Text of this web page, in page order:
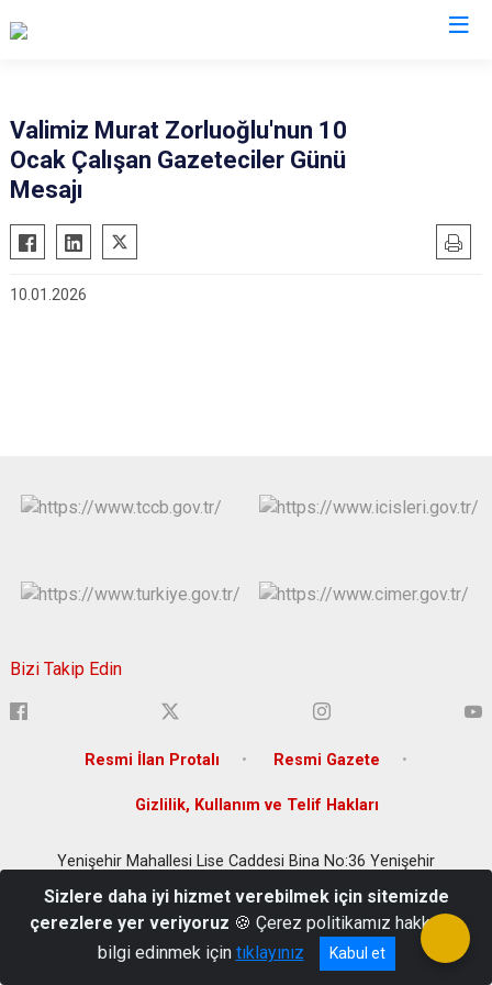
Valimiz Murat Zorluoğlu'nun 10
Ocak Çalışan Gazeteciler Günü
Mesajı
10.01.2026
Bizi Takip Edin
Resmi İlan Protalı Resmi Gazete
Gizlilik, Kullanım ve Telif Hakları
Yenişehir Mahallesi Lise Caddesi Bina No:36 Yenişehir
(0 412) 280 20 00
Sizlere daha iyi hizmet verebilmek için sitemizde
çerezlere yer veriyoruz 🍪 Çerez politikamız hakkında
bilgi edinmek için tıklayınız Kabul et